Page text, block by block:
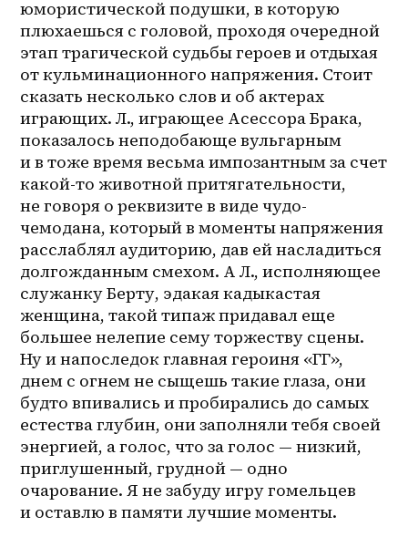
юмористической подушки, в которую
плюхаешься с головой, проходя очередной
этап трагической судьбы героев и отдыхая
от кульминационного напряжения. Стоит
сказать несколько слов и об актерах
играющих. Л., играющее Асессора Брака,
показалось неподобающе вульгарным
и в тоже время весьма импозантным за счет
какой-то животной притягательности,
не говоря о реквизите в виде чудо-
чемодана, который в моменты напряжения
расслаблял аудиторию, дав ей насладиться
долгожданным смехом. А Л., исполняющее
служанку Берту, эдакая кадыкастая
женщина, такой типаж придавал еще
большее нелепие сему торжеству сцены.
Ну и напоследок главная героиня «ГГ»,
днем с огнем не сыщешь такие глаза, они
будто впивались и пробирались до самых
естества глубин, они заполняли тебя своей
энергией, а голос, что за голос — низкий,
приглушенный, грудной — одно
очарование. Я не забуду игру гомельцев
и оставлю в памяти лучшие моменты.